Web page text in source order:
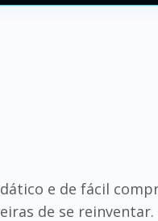
e de fácil
de se reinventar.